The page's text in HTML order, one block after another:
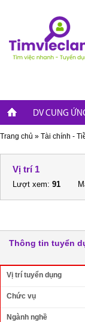
DV CUNG
Trang chủ » Tài chính -
Vị trí 1
Lượt xem: 91
Thông tin tuyển
Vị trí tuyển dụng
Chức vụ
Ngành nghề